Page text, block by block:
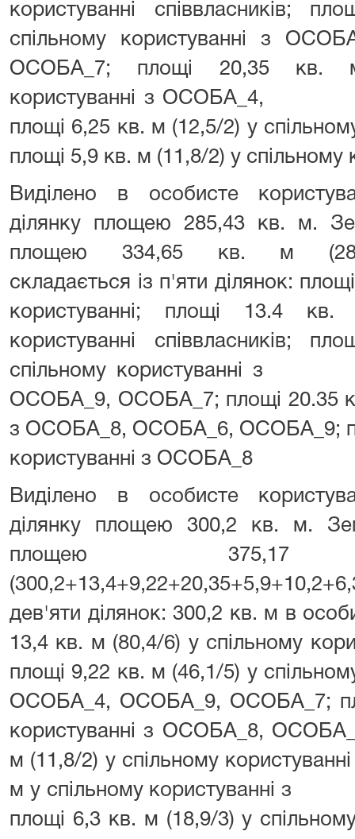
користуванні співвласників;
спільному користуванні з
ОСОБА_7; площі 20,35 кв.
користуванні з
площі 6,25 кв. м (12,5/2) у
площі 5,9 кв. м (11,8/2) у
Виділено в особисте
ділянку площею 285,43 кв. м.
площею 334,65 кв. м
складається із п'яти ділянок:
користуванні; площі 13.4
користуванні співвласників;
спільному
ОСОБА_9, ОСОБА_7; площі 20.35
з ОСОБА_8, ОСОБА_6, ОСОБА_9;
користуванні з ОСОБА_8
Виділено в особисте
ділянку площею 300,2 кв. м.
площею
дев'яти ділянок: 300,2 кв. м в
13,4 кв. м (80,4/6) у спільному
площі 9,22 кв. м (46,1/5) у
ОСОБА_4, ОСОБА_9, ОСОБА_7;
користуванні з ОСОБА_8,
м (11,8/2) у спільному
м у спільному
площі 6,3 кв. м (18,9/3) у